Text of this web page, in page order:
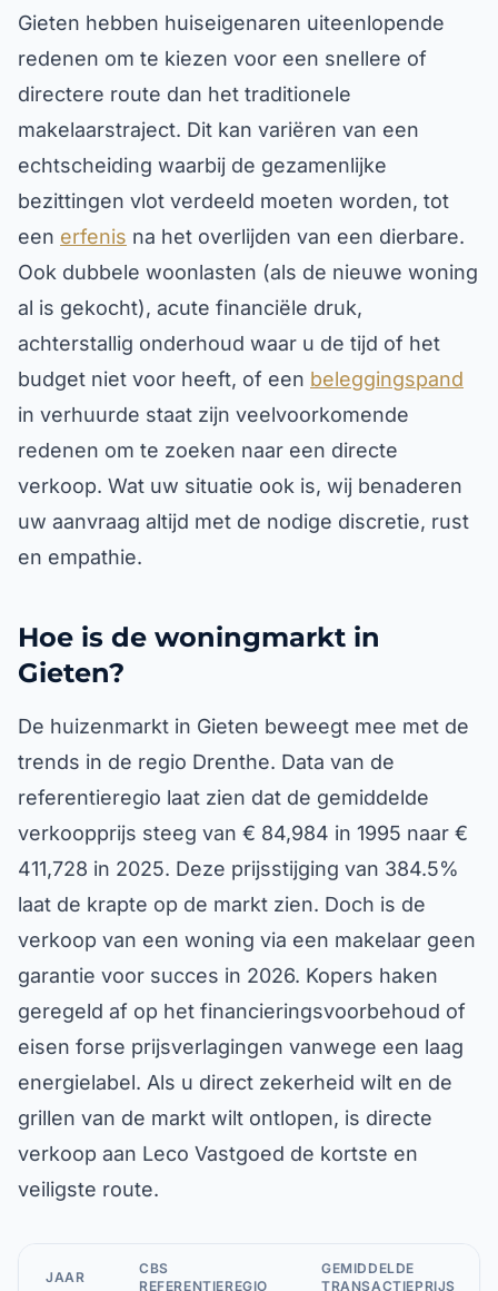
Gieten hebben huiseigenaren uiteenlopende
redenen om te kiezen voor een snellere of
directere route dan het traditionele
makelaarstraject. Dit kan variëren van een
echtscheiding waarbij de gezamenlijke
bezittingen vlot verdeeld moeten worden, tot
een erfenis na het overlijden van een dierbare.
Ook dubbele woonlasten (als de nieuwe woning
al is gekocht), acute financiële druk,
achterstallig onderhoud waar u de tijd of het
budget niet voor heeft, of een beleggingspand
in verhuurde staat zijn veelvoorkomende
redenen om te zoeken naar een directe
verkoop. Wat uw situatie ook is, wij benaderen
uw aanvraag altijd met de nodige discretie, rust
en empathie.
Hoe is de woningmarkt in
Gieten?
De huizenmarkt in Gieten beweegt mee met de
trends in de regio Drenthe. Data van de
referentieregio laat zien dat de gemiddelde
verkoopprijs steeg van € 84,984 in 1995 naar €
411,728 in 2025. Deze prijsstijging van 384.5%
laat de krapte op de markt zien. Doch is de
verkoop van een woning via een makelaar geen
garantie voor succes in 2026. Kopers haken
geregeld af op het financieringsvoorbehoud of
eisen forse prijsverlagingen vanwege een laag
energielabel. Als u direct zekerheid wilt en de
grillen van de markt wilt ontlopen, is directe
verkoop aan Leco Vastgoed de kortste en
veiligste route.
JAAR
CBS
REFERENTIEREGIO
GEMIDDELDE
TRANSACTIEPRIJS